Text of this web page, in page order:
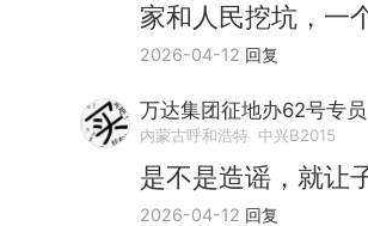
家和人民挖坑，一
2026-04-12 回复
万达集团征地办62号专员
内蒙古呼和浩特 中兴B2015
是不是造谣，就让
2026-04-12 回复